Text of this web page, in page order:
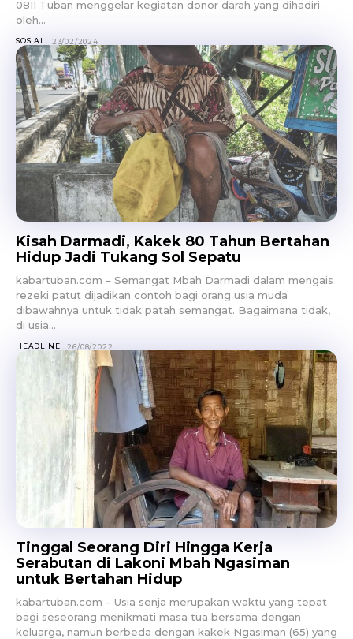
0811 Tuban menggelar kegiatan donor darah yang dihadiri
oleh...
SOSIAL 23/02/2024
Kisah Darmadi, Kakek 80 Tahun Bertahan
Hidup Jadi Tukang Sol Sepatu
kabartuban.com – Semangat Mbah Darmadi dalam mengais
rezeki patut dijadikan contoh bagi orang usia muda
dibawahnya untuk tidak patah semangat. Bagaimana tidak,
di usia...
HEADLINE 26/08/2022
Tinggal Seorang Diri Hingga Kerja
Serabutan di Lakoni Mbah Ngasiman
untuk Bertahan Hidup
kabartuban.com – Usia senja merupakan waktu yang tepat
bagi seseorang menikmati masa tua bersama dengan
keluarga, namun berbeda dengan kakek Ngasiman (65) yang